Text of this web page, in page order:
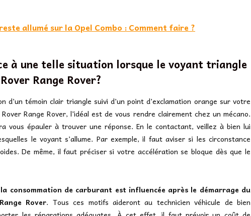
allumé sur la Opel Combo : Comment faire ?
à une telle situation lorsque le voyant triangle
Range Rover?
d’un témoin clair triangle suivi d’un point d’exclamation orange sur votre
Range Rover, l’idéal est de vous rendre clairement chez un mécano.
vous épauler à trouver une réponse. En le contactant, veillez à bien lui
le voyant s’allume. Par exemple, il faut aviser si les circonstance
De même, il faut préciser si votre accélération se bloque dès que le
consommation de carburant est influencée après le démarrage du
Rover. Tous ces motifs aideront au technicien véhicule de bien